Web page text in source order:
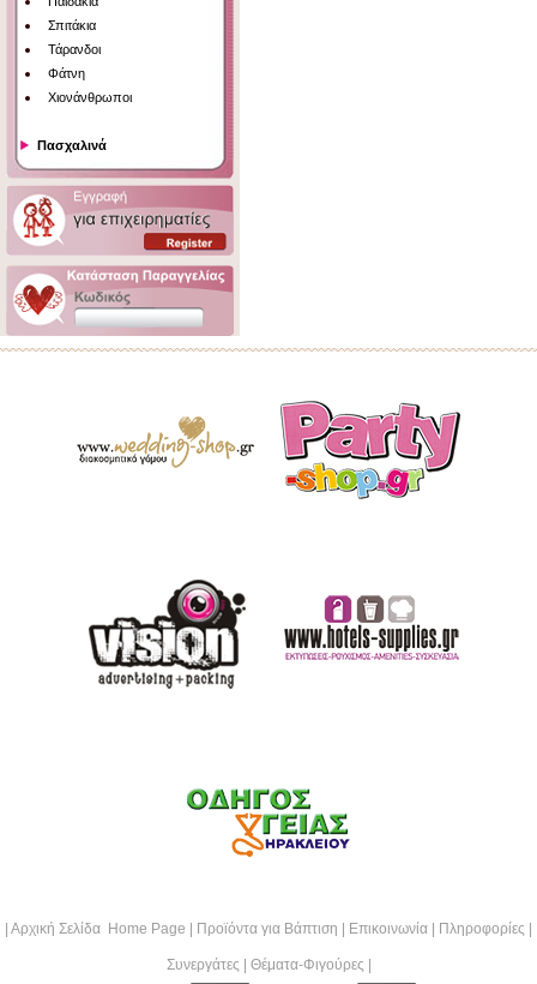
Σπιτάκια
Τάρανδοι
Φάτνη
Χιονάνθρωποι
Πασχαλινά
Αρχική Σελίδα Home Page Προϊόντα για Βάπτιση Επικοινωνία Πληροφορίες
Συνεργάτες Θέματα-Φιγούρες